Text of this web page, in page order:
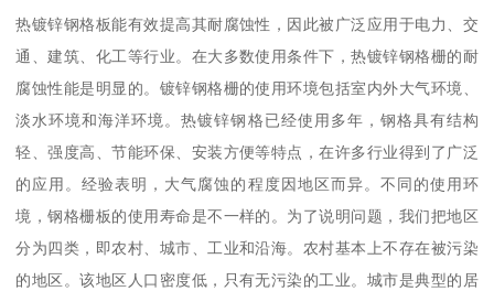
热镀锌钢格板能有效提高其耐腐蚀性，因此被广泛应用于电力、交
通、建筑、化工等行业。在大多数使用条件下，热镀锌钢格栅的耐
腐蚀性能是明显的。镀锌钢格栅的使用环境包括室内外大气环境、
淡水环境和海洋环境。热镀锌钢格已经使用多年，钢格具有结构
轻、强度高、节能环保、安装方便等特点，在许多行业得到了广泛
的应用。经验表明，大气腐蚀的程度因地区而异。不同的使用环
境，钢格栅板的使用寿命是不一样的。为了说明问题，我们把地区
分为四类，即农村、城市、工业和沿海。农村基本上不存在被污染
的地区。该地区人口密度低，只有无污染的工业。城市是典型的居